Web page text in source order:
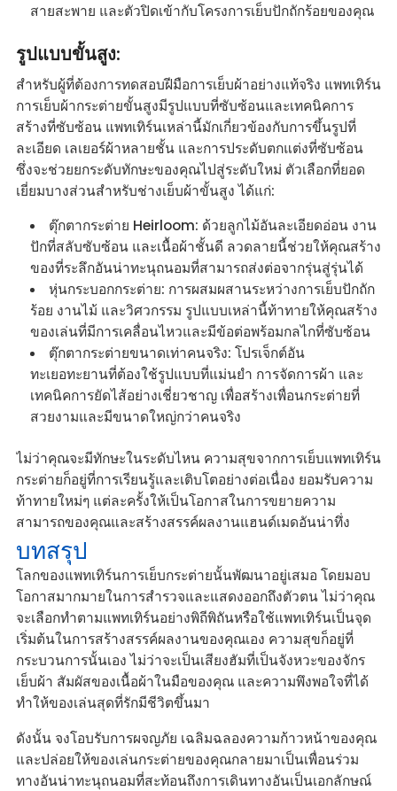
สายสะพาย และตัวปิดเข้ากับโครงการเย็บปักถักร้อยของคุณ
รูปแบบขั้นสูง:
สำหรับผู้ที่ต้องการทดสอบฝีมือการเย็บผ้าอย่างแท้จริง แพทเทิร์น
การเย็บผ้ากระต่ายขั้นสูงมีรูปแบบที่ซับซ้อนและเทคนิคการ
สร้างที่ซับซ้อน แพทเทิร์นเหล่านี้มักเกี่ยวข้องกับการขึ้นรูปที่
ละเอียด เลเยอร์ผ้าหลายชั้น และการประดับตกแต่งที่ซับซ้อน
ซึ่งจะช่วยยกระดับทักษะของคุณไปสู่ระดับใหม่ ตัวเลือกที่ยอด
เยี่ยมบางส่วนสำหรับช่างเย็บผ้าขั้นสูง ได้แก่:
ตุ๊กตากระต่าย Heirloom: ด้วยลูกไม้อันละเอียดอ่อน งาน
ปักที่สลับซับซ้อน และเนื้อผ้าชั้นดี ลวดลายนี้ช่วยให้คุณสร้าง
ของที่ระลึกอันน่าทะนุถนอมที่สามารถส่งต่อจากรุ่นสู่รุ่นได้
หุ่นกระบอกกระต่าย: การผสมผสานระหว่างการเย็บปักถัก
ร้อย งานไม้ และวิศวกรรม รูปแบบเหล่านี้ท้าทายให้คุณสร้าง
ของเล่นที่มีการเคลื่อนไหวและมีข้อต่อพร้อมกลไกที่ซับซ้อน
ตุ๊กตากระต่ายขนาดเท่าคนจริง: โปรเจ็กต์อัน
ทะเยอทะยานที่ต้องใช้รูปแบบที่แม่นยำ การจัดการผ้า และ
เทคนิคการยัดไส้อย่างเชี่ยวชาญ เพื่อสร้างเพื่อนกระต่ายที่
สวยงามและมีขนาดใหญ่กว่าคนจริง
ไม่ว่าคุณจะมีทักษะในระดับไหน ความสุขจากการเย็บแพทเทิร์น
กระต่ายก็อยู่ที่การเรียนรู้และเติบโตอย่างต่อเนื่อง ยอมรับความ
ท้าทายใหม่ๆ แต่ละครั้งให้เป็นโอกาสในการขยายความ
สามารถของคุณและสร้างสรรค์ผลงานแฮนด์เมดอันน่าทึ่ง
บทสรุป
โลกของแพทเทิร์นการเย็บกระต่ายนั้นพัฒนาอยู่เสมอ โดยมอบ
โอกาสมากมายในการสำรวจและแสดงออกถึงตัวตน ไม่ว่าคุณ
จะเลือกทำตามแพทเทิร์นอย่างพิถีพิถันหรือใช้แพทเทิร์นเป็นจุด
เริ่มต้นในการสร้างสรรค์ผลงานของคุณเอง ความสุขก็อยู่ที่
กระบวนการนั้นเอง ไม่ว่าจะเป็นเสียงฮัมที่เป็นจังหวะของจักร
เย็บผ้า สัมผัสของเนื้อผ้าในมือของคุณ และความพึงพอใจที่ได้
ทำให้ของเล่นสุดที่รักมีชีวิตขึ้นมา
ดังนั้น จงโอบรับการผจญภัย เฉลิมฉลองความก้าวหน้าของคุณ
และปล่อยให้ของเล่นกระต่ายของคุณกลายมาเป็นเพื่อนร่วม
ทางอันน่าทะนุถนอมที่สะท้อนถึงการเดินทางอันเป็นเอกลักษณ์